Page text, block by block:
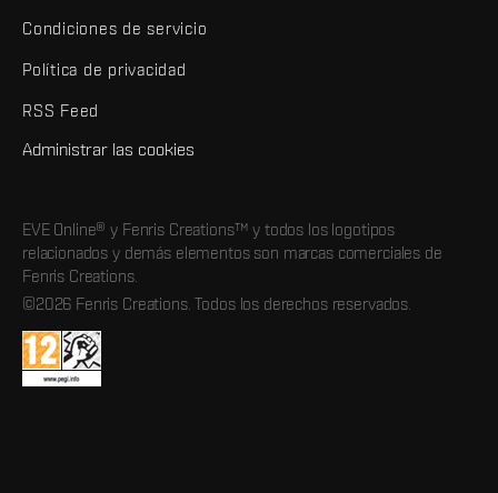
Condiciones de servicio
Política de privacidad
RSS Feed
Administrar las cookies
EVE Online® y Fenris Creations™ y todos los logotipos
relacionados y demás elementos son marcas comerciales de
Fenris Creations.
©2026 Fenris Creations. Todos los derechos reservados.